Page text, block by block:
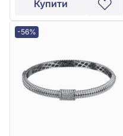
Купити
-56%